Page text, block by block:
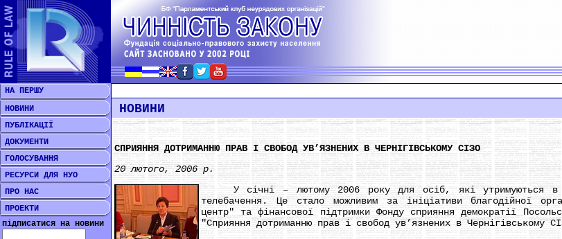
НА ПЕРШУ
НОВИНИ
ПУБЛІКАЦІЇ
ДОКУМЕНТИ
ГОЛОСУВАННЯ
РЕСУРСИ ДЛЯ НУО
ПРО НАС
ПРОЕКТИ
підписатися на новини
НОВИНИ
СПРИЯННЯ ДОТРИМАННЮ ПРАВ І СВОБОД УВ’ЯЗНЕНИХ В ЧЕРНІГІВСЬКОМУ СІЗО
20 лютого, 2006 р.
У січні – лютому 2006 року для осіб, які утримуються в
телебачення. Це стало можливим за ініціативи благодійної
центр" та фінансової підтримки Фонду сприяння демократії
"Сприяння дотриманню прав і свобод ув’язнених в Чернігівському